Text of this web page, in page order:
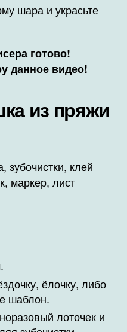
шара и украсьте
готово!
данное видео!
из пряжи
зубочистки, клей
маркер, лист
ёлочку, либо
шаблон.
лоточек и